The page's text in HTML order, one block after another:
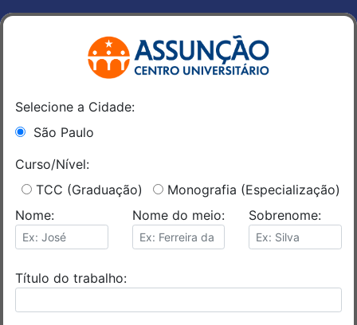
Selecione a Cidade:
São Paulo
Curso/Nível:
TCC (Graduação)
Monografia (Especialização)
Nome:
Nome do meio: Sobrenome:
Título do trabalho: